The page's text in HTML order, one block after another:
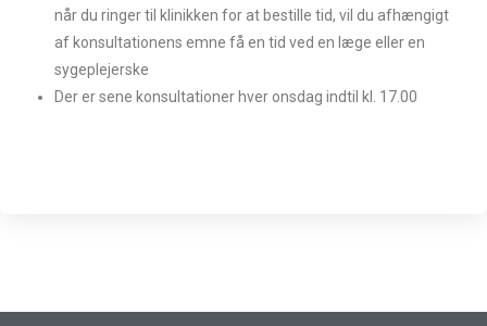
når du ringer til klinikken for at bestille tid, vil du afhængigt
af konsultationens emne få en tid ved en læge eller en
sygeplejerske
Der er sene konsultationer hver onsdag indtil kl. 17.00